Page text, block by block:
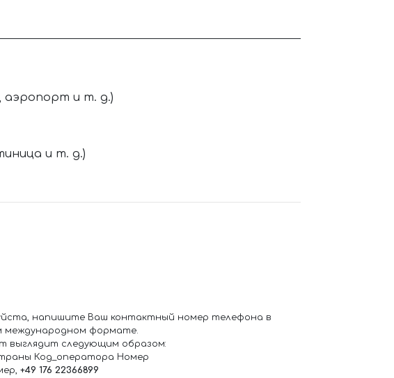
аэропорт и т. д.)
и т. д.)
напишите Ваш контактный номер телефона в
международном формате.
выглядит следующим образом:
Код_оператора Номер
+49 176 22366899